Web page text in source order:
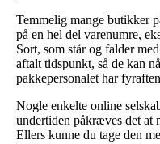
Temmelig mange butikker
på en hel del varenumre,
Sort, som står og falder
aftalt tidspunkt, så de kan
pakkepersonalet har
Nogle enkelte online
undertiden påkræves det at
Ellers kunne du tage den